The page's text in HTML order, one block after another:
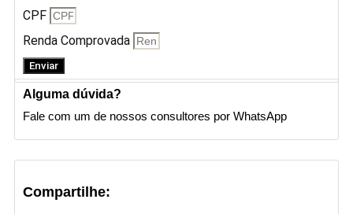
CPF
Renda Comprovada
Enviar
Alguma dúvida?
Fale com um de nossos consultores por WhatsApp
Compartilhe: